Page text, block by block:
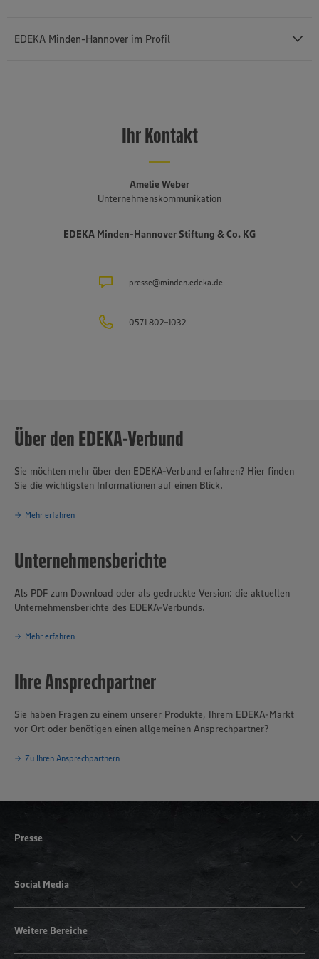
EDEKA Minden-Hannover im Profil
selbstständigen Einzelhandels und etwa 3.140 Auszubildenden) ist
EDEKA Minden-Hannoverdie umsatzstärkste von insgesamt
niederländischen bis an die polnische Grenze und umfasst Bremen,
Niedersachsen, einen Teil von Ostwestfalen-Lippe, Sachsen-Anhalt,
Kaufleuten. Zum Unternehmensverbund gehören mehrere
sowie das Traditionsunternehmen für Fischverarbeitung
in Sachen Nachhaltigkeit und Klimaschutz. Seit über 100 Jahren ist
verantwortungsvolles und nachhaltiges Handeln
Ihr Kontakt
Amelie Weber
Unternehmenskommunikation
EDEKA Minden-Hannover Stiftung & Co. KG
presse@minden.edeka.de
0571 802-1032
Über den EDEKA-Verbund
Sie möchten mehr über den EDEKA-Verbund erfahren? Hier finden
Sie die wichtigsten Informationen auf einen Blick.
Mehr erfahren
Unternehmensberichte
Als PDF zum Download oder als gedruckte Version: die aktuellen
Unternehmensberichte des EDEKA-Verbunds.
Mehr erfahren
Ihre Ansprechpartner
Sie haben Fragen zu einem unserer Produkte, Ihrem EDEKA-Markt
vor Ort oder benötigen einen allgemeinen Ansprechpartner?
Zu Ihren Ansprechpartnern
Presse
Social Media
Weitere Bereiche